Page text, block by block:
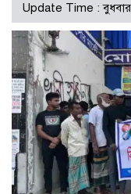
Update Time :